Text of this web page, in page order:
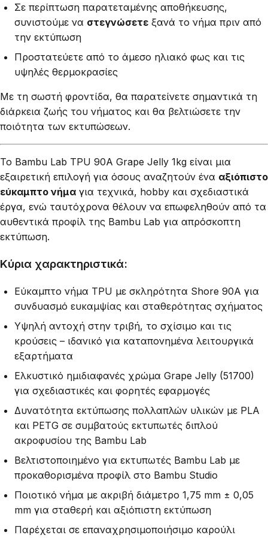
Σε περίπτωση παρατεταμένης αποθήκευσης,
συνιστούμε να στεγνώσετε ξανά το νήμα πριν από
την εκτύπωση
Προστατεύετε από το άμεσο ηλιακό φως και τις
υψηλές θερμοκρασίες
Με τη σωστή φροντίδα, θα παρατείνετε σημαντικά τη
διάρκεια ζωής του νήματος και θα βελτιώσετε την
ποιότητα των εκτυπώσεων.
Το Bambu Lab TPU 90A Grape Jelly 1kg είναι μια
εξαιρετική επιλογή για όσους αναζητούν ένα αξιόπιστο
εύκαμπτο νήμα για τεχνικά, hobby και σχεδιαστικά
έργα, ενώ ταυτόχρονα θέλουν να επωφεληθούν από τα
αυθεντικά προφίλ της Bambu Lab για απρόσκοπτη
εκτύπωση.
Κύρια χαρακτηριστικά:
Εύκαμπτο νήμα TPU με σκληρότητα Shore 90A για
συνδυασμό ευκαμψίας και σταθερότητας σχήματος
Υψηλή αντοχή στην τριβή, το σχίσιμο και τις
κρούσεις – ιδανικό για καταπονημένα λειτουργικά
εξαρτήματα
Ελκυστικό ημιδιαφανές χρώμα Grape Jelly (51700)
για σχεδιαστικές και φορητές εφαρμογές
Δυνατότητα εκτύπωσης πολλαπλών υλικών με PLA
και PETG σε συμβατούς εκτυπωτές διπλού
ακροφυσίου της Bambu Lab
Βελτιστοποιημένο για εκτυπωτές Bambu Lab με
προκαθορισμένα προφίλ στο Bambu Studio
Ποιοτικό νήμα με ακριβή διάμετρο 1,75 mm ± 0,05
mm για σταθερή και αξιόπιστη εκτύπωση
Παρέχεται σε επαναχρησιμοποιήσιμο καρούλι